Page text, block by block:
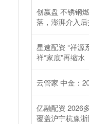
创赢盘 不锈钢
落，澎湃介入
星速配资 “祥源
祥“家底”再缩水
云管家 中金：
亿融配资 2026
覆盖沪宁杭豫